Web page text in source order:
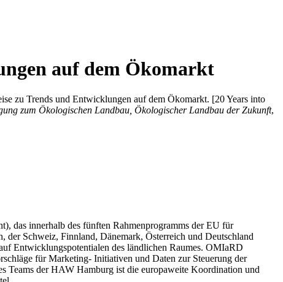
auf dem Ökomarkt
zu Trends und Entwicklungen auf dem Ökomarkt. [20 Years into
zum Ökologischen Landbau, Ökologischer Landbau der Zukunft,
das innerhalb des fünften Rahmenprogramms der EU für
Schweiz, Finnland, Dänemark, Österreich und Deutschland
Entwicklungspotentialen des ländlichen Raumes. OMIaRD
für Marketing- Initiativen und Daten zur Steuerung der
Teams der HAW Hamburg ist die europaweite Koordination und